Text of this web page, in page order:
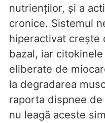
nutrienților, și a
cronice. Sistemul
hiperactivat crește
bazal, iar
eliberate de
la degradarea
raporta dispnee
nu leagă aceste